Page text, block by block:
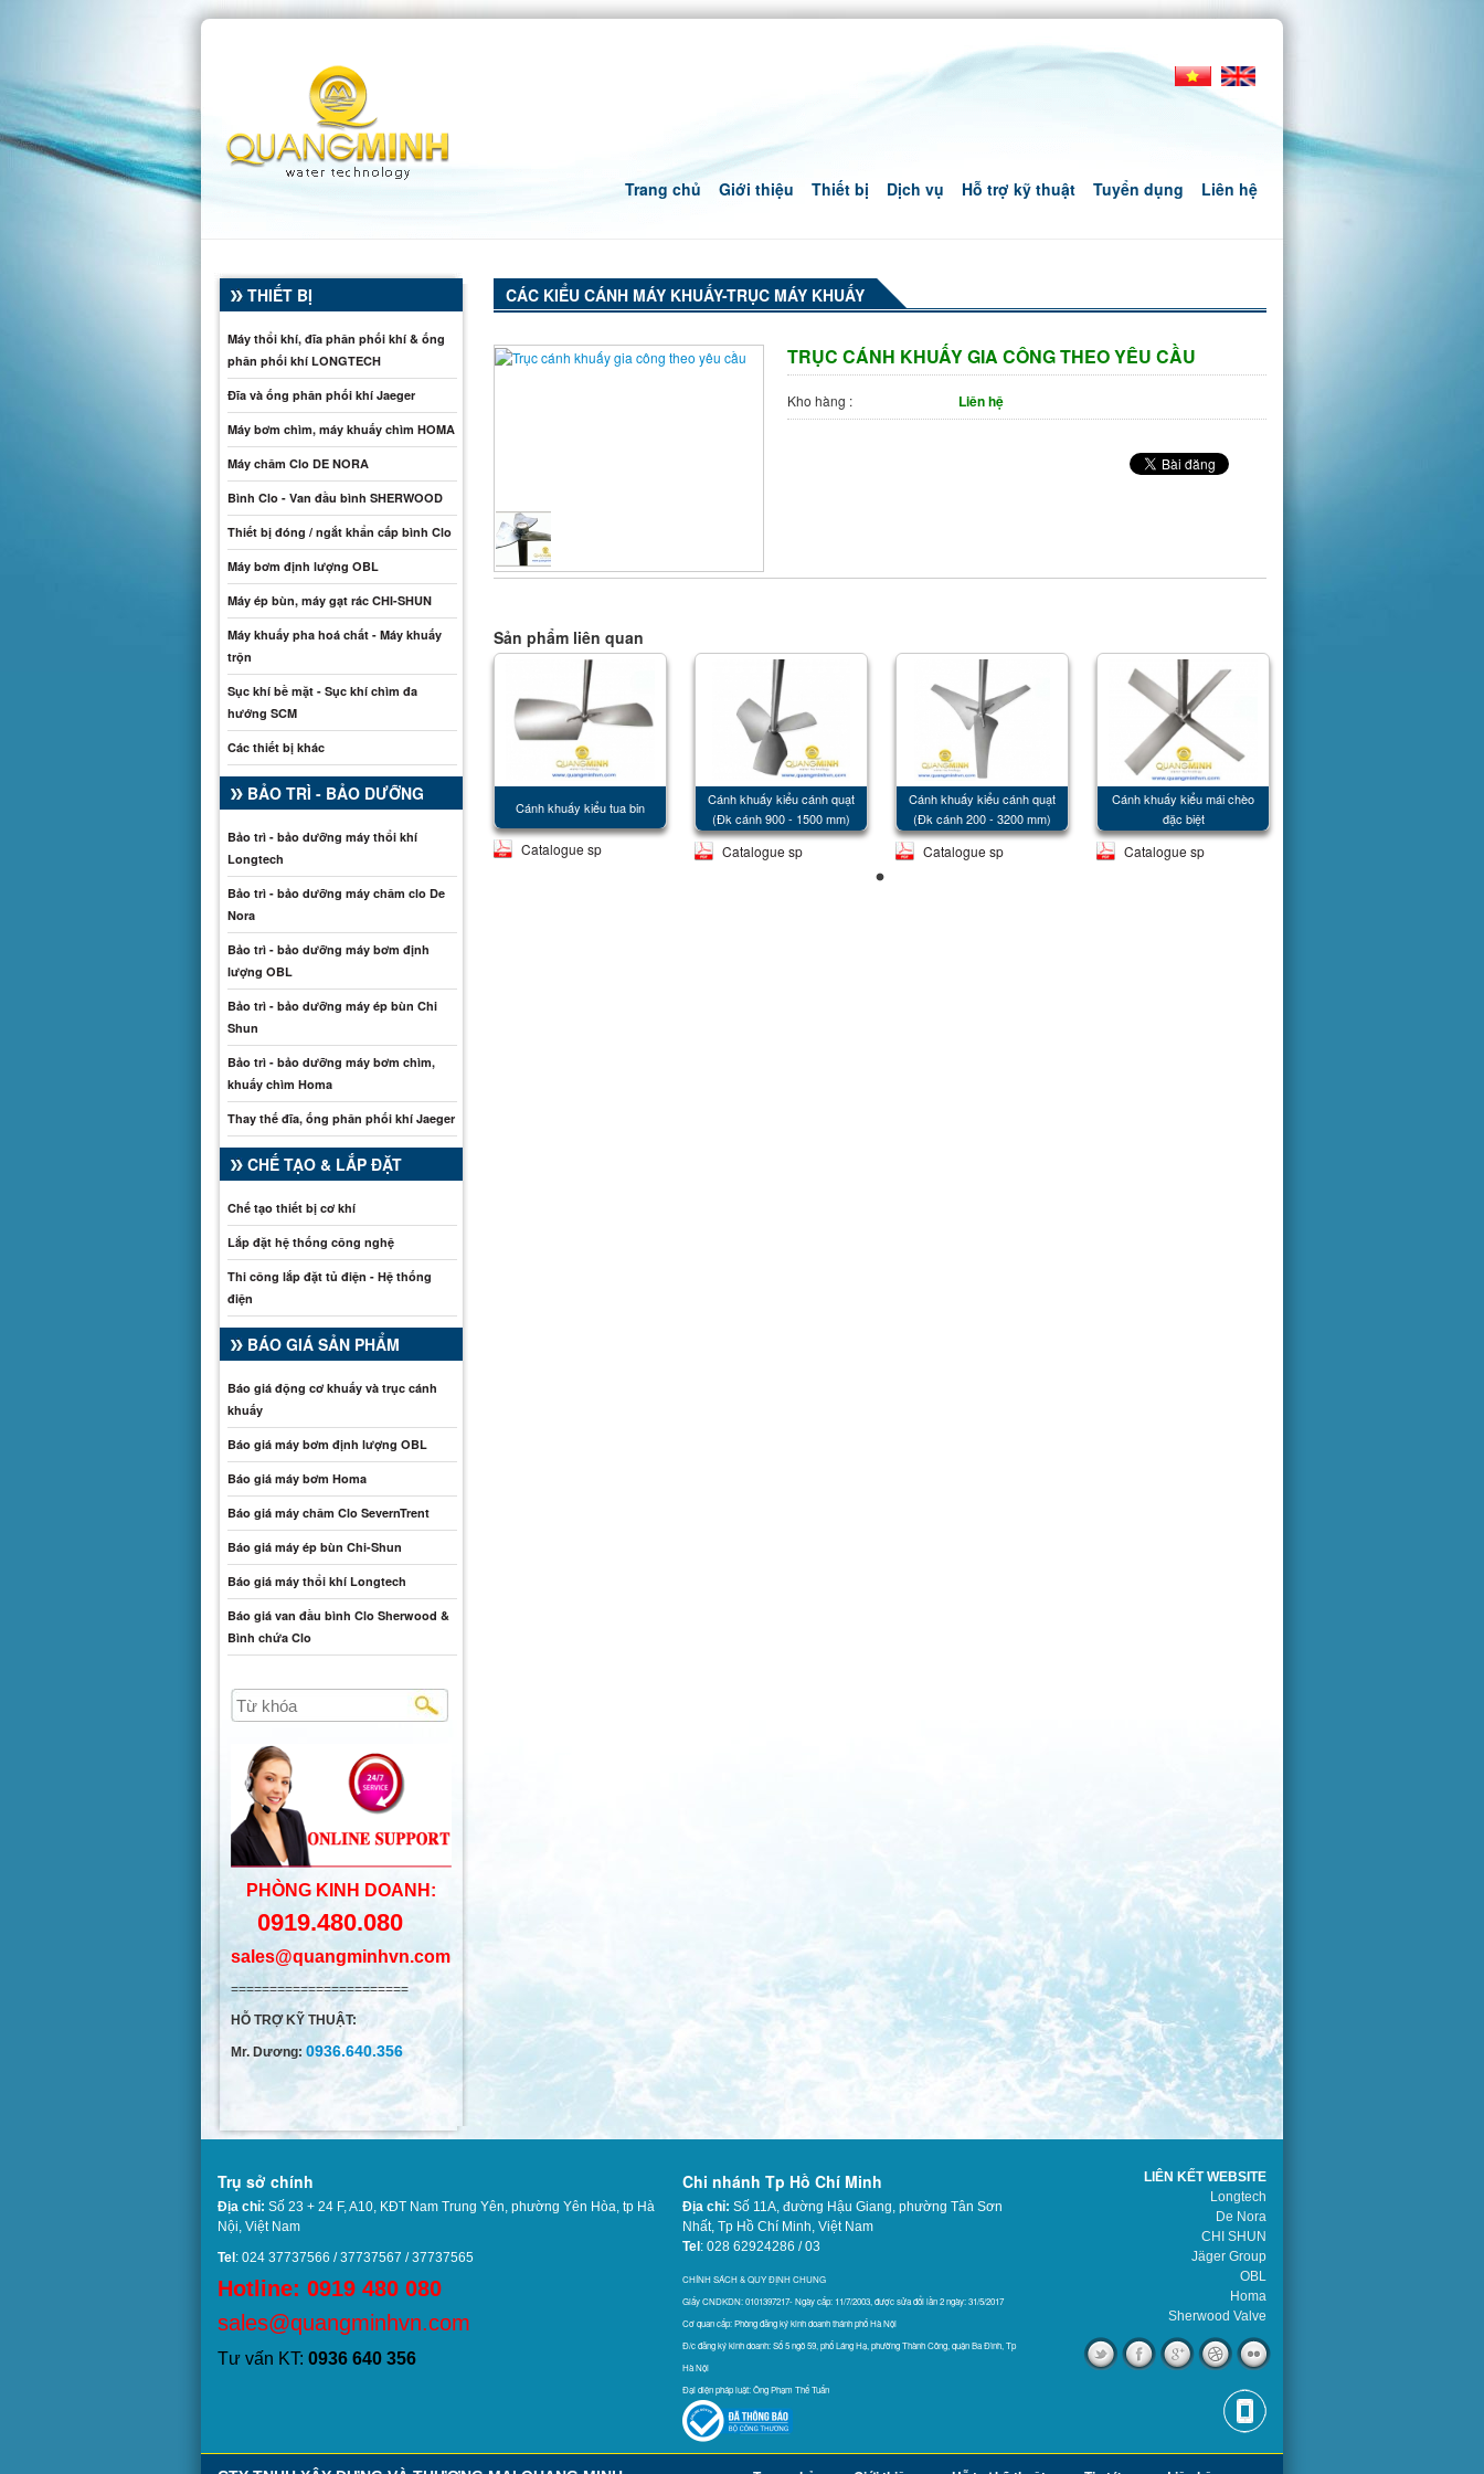
Trang chủ Giới thiệu Thiết bị Dịch vụ Hỗ trợ kỹ thuật Tuyển dụng Liên hệ
THIẾT BỊ
Máy thổi khí, đĩa phân phối khí & ống
phân phối khí LONGTECH
Đĩa và ống phân phối khí Jaeger
Máy bơm chìm, máy khuấy chìm HOMA
Máy châm Clo DE NORA
Bình Clo - Van đầu bình SHERWOOD
Thiết bị đóng / ngắt khẩn cấp bình Clo
Máy bơm định lượng OBL
Máy ép bùn, máy gạt rác CHI-SHUN
Máy khuấy pha hoá chất - Máy khuấy
trộn
Sục khí bề mặt - Sục khí chìm đa
hướng SCM
Các thiết bị khác
BẢO TRÌ - BẢO DƯỠNG
Bảo trì - bảo dưỡng máy thổi khí
Longtech
Bảo trì - bảo dưỡng máy châm clo De
Nora
Bảo trì - bảo dưỡng máy bơm định
lượng OBL
Bảo trì - bảo dưỡng máy ép bùn Chi
Shun
Bảo trì - bảo dưỡng máy bơm chìm,
khuấy chìm Homa
Thay thế đĩa, ống phân phối khí Jaeger
CHẾ TẠO & LẮP ĐẶT
Chế tạo thiết bị cơ khí
Lắp đặt hệ thống công nghệ
Thi công lắp đặt tủ điện - Hệ thống
điện
BÁO GIÁ SẢN PHẨM
Báo giá động cơ khuấy và trục cánh
khuấy
Báo giá máy bơm định lượng OBL
Báo giá máy bơm Homa
Báo giá máy châm Clo SevernTrent
Báo giá máy ép bùn Chi-Shun
Báo giá máy thổi khí Longtech
Báo giá van đầu bình Clo Sherwood &
Bình chứa Clo
PHÒNG KINH DOANH:
0919.480.080
sales@quangminhvn.com
=======================
HỖ TRỢ KỸ THUẬT:
Mr. Dương: 0936.640.356
CÁC KIỂU CÁNH MÁY KHUẤY-TRỤC MÁY KHUẤY
TRỤC CÁNH KHUẤY GIA CÔNG THEO YÊU CẦU
Kho hàng : Liên hệ
Sản phẩm liên quan
Cánh khuấy kiểu tua bin
Catalogue sp
Cánh khuấy kiểu cánh quạt
(Đk cánh 900 - 1500 mm)
Catalogue sp
Cánh khuấy kiểu cánh quạt
(Đk cánh 200 - 3200 mm)
Catalogue sp
Cánh khuấy kiểu mái chèo
đặc biệt
Catalogue sp
Trụ sở chính
Địa chỉ: Số 23 + 24 F, A10, KĐT Nam Trung Yên, phường Yên Hòa, tp Hà
Nội, Việt Nam
Tel : 024 37737566 / 37737567 / 37737565
Hotline: 0919 480 080
sales@quangminhvn.com
Tư vấn KT: 0936 640 356
Chi nhánh Tp Hồ Chí Minh
Địa chỉ: Số 11A, đường Hậu Giang, phường Tân Sơn
Nhất, Tp Hồ Chí Minh, Việt Nam
Tel : 028 62924286 / 03
CHÍNH SÁCH & QUY ĐỊNH CHUNG
Giấy CNDKDN: 0101397217- Ngày cấp: 11/7/2003, được sửa đổi lần 2 ngày: 31/5/2017
Cơ quan cấp: Phòng đăng ký kinh doanh thánh phố Hà Nội
Đ/c đăng ký kinh doanh: Số 5 ngõ 59, phố Láng Hạ, phường Thành Công, quận Ba Đình, Tp
Hà Nội
Đại diện pháp luật: Ông Phạm Thế Tuấn
LIÊN KẾT WEBSITE
Longtech
De Nora
CHI SHUN
Jäger Group
OBL
Homa
Sherwood Valve